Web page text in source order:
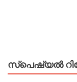
സ്പെഷ്യൽ